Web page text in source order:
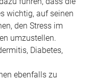
wichtig, auf seinen
den Stress im
umzustellen.
Diabetes,
ebenfalls zu